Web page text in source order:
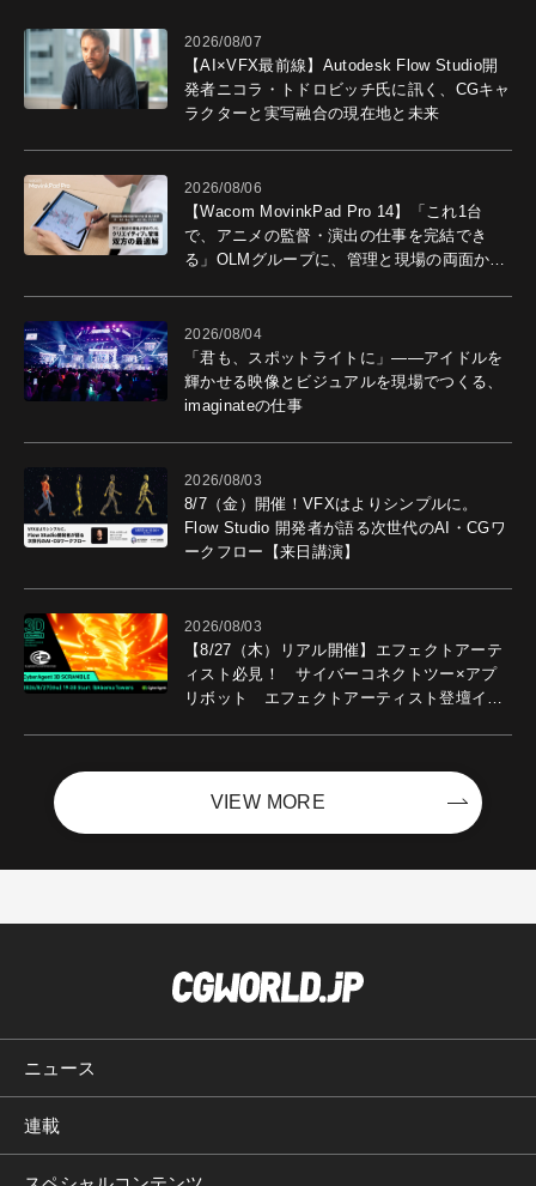
2026/08/07
【AI×VFX最前線】Autodesk Flow Studio開
発者ニコラ・トドロビッチ氏に訊く、CGキャ
ラクターと実写融合の現在地と未来
2026/08/06
【Wacom MovinkPad Pro 14】「これ1台
で、アニメの監督・演出の仕事を完結でき
る」OLMグループに、管理と現場の両面から
2026/08/04
「君も、スポットライトに」――アイドルを
輝かせる映像とビジュアルを現場でつくる、
imaginateの仕事
2026/08/03
8/7（金）開催！VFXはよりシンプルに。
Flow Studio 開発者が語る次世代のAI・CGワ
ークフロー【来日講演】
2026/08/03
【8/27（木）リアル開催】エフェクトアーテ
ィスト必見！ サイバーコネクトツー×アプ
リボット エフェクトアーティスト登壇イベ
VIEW MORE
ニュース
連載